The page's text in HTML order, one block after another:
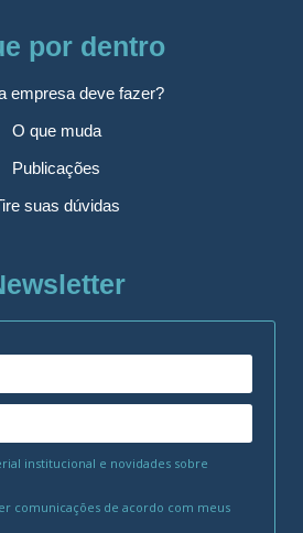
por dentro
empresa deve fazer?
O que muda
Publicações
suas dúvidas
institucional e novidades sobre
comunicações de acordo com meus